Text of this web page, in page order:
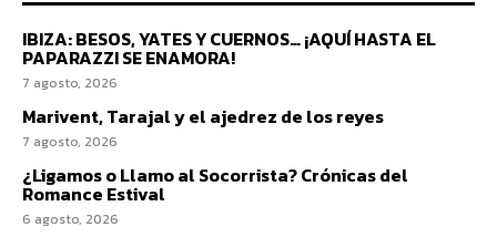
IBIZA: BESOS, YATES Y CUERNOS… ¡AQUÍ HASTA EL
PAPARAZZI SE ENAMORA!
7 agosto, 2026
Marivent, Tarajal y el ajedrez de los reyes
7 agosto, 2026
¿Ligamos o Llamo al Socorrista? Crónicas del
Romance Estival
6 agosto, 2026